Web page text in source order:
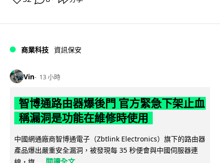
商業科技 資訊保安
Vin 13 小時
智博通路由器爆後門 官方緊急下架止血
稱漏洞是功能在維修時使用
中國網通廠商智博通電子（Zbtlink Electronics）旗下的路由器
產品爆出嚴重安全漏洞，被發現每 35 秒便會與中國伺服器連